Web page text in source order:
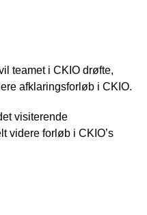
teamet i CKIO drøfte,
afklaringsforløb i CKIO.
visiterende
videre forløb i CKIO’s